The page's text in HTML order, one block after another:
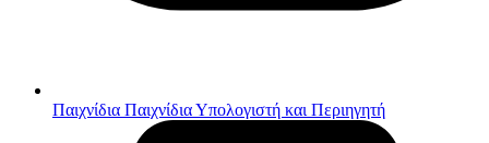
Παιχνίδια Παιχνίδια Υπολογιστή και Περιηγητή